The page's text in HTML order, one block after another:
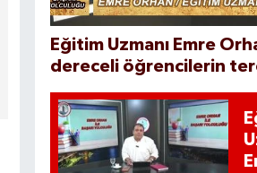
Eğitim Uzmanı Emre
dereceli öğrencilerin